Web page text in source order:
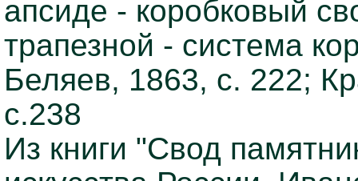
апсиде - коробковый
трапезной - система
Беляев, 1863, с. 222;
с.238
Из книги "Свод